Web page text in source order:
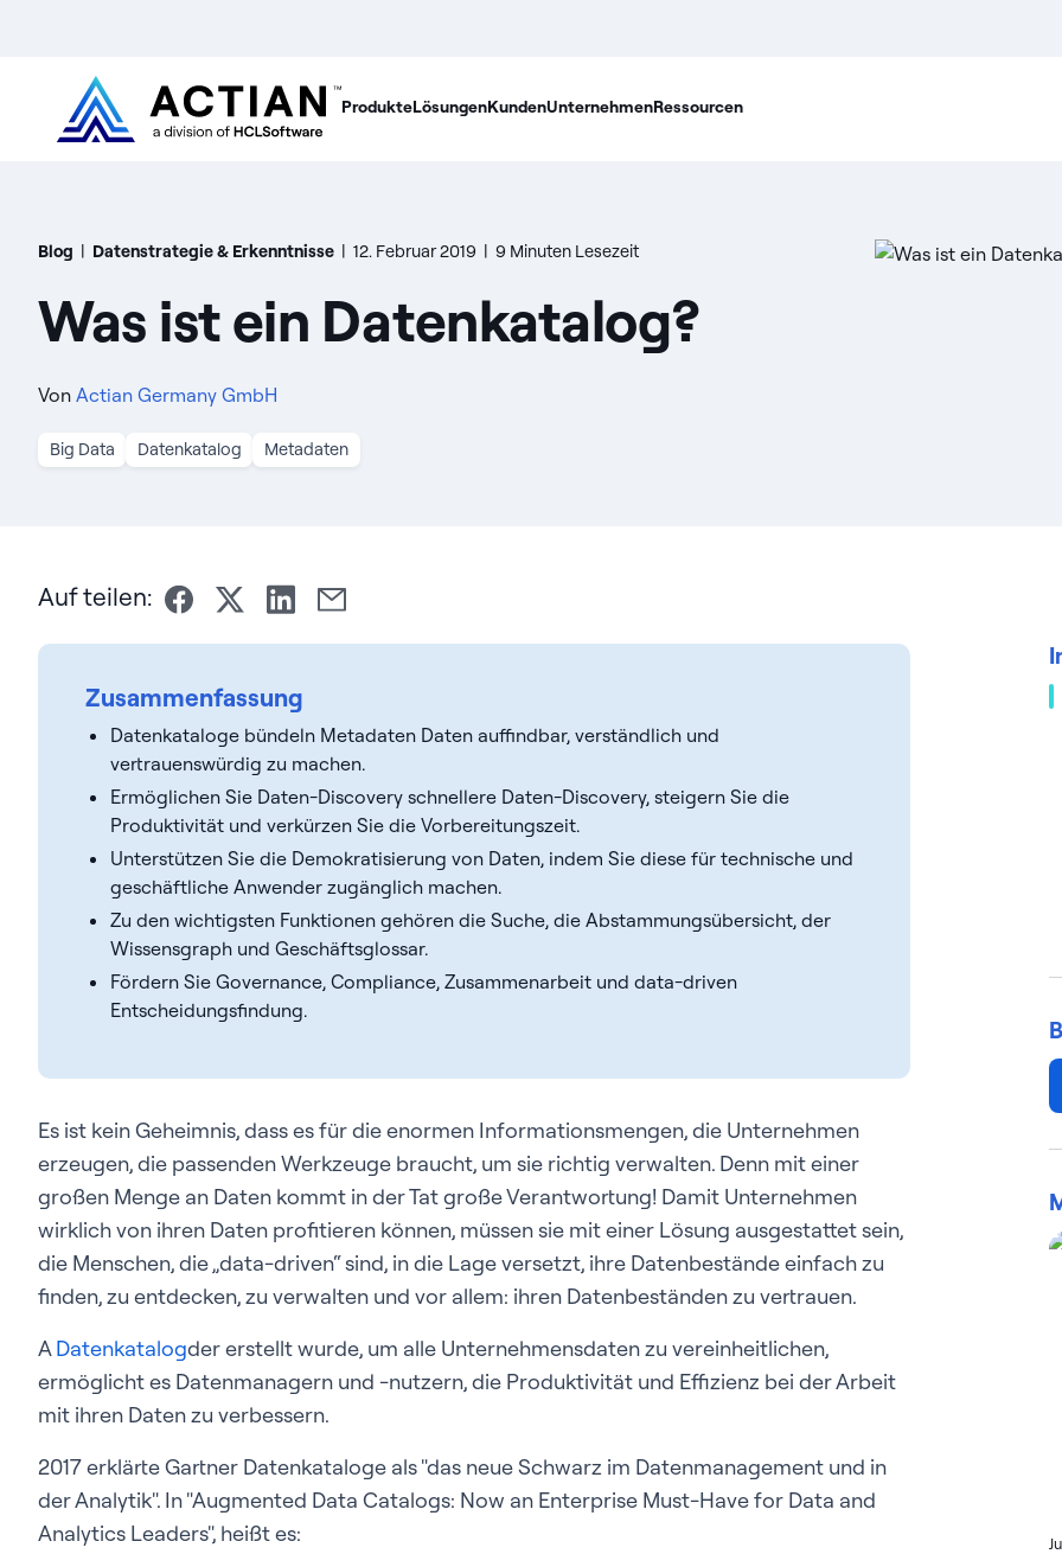
ProdukteLösungenKundenUnternehmenRessourcen
Blog | Datenstrategie & Erkenntnisse | 12. Februar 2019 | 9 Minuten Lesezeit
Was ist ein Datenkatalog?
Von Actian Germany GmbH
Big Data Datenkatalog Metadaten
Auf teilen:
Zusammenfassung
Datenkataloge bündeln Metadaten Daten auffindbar, verständlich und
vertrauenswürdig zu machen.
Ermöglichen Sie Daten-Discovery schnellere Daten-Discovery, steigern Sie die
Produktivität und verkürzen Sie die Vorbereitungszeit.
Unterstützen Sie die Demokratisierung von Daten, indem Sie diese für technische und
geschäftliche Anwender zugänglich machen.
Zu den wichtigsten Funktionen gehören die Suche, die Abstammungsübersicht, der
Wissensgraph und Geschäftsglossar.
Fördern Sie Governance, Compliance, Zusammenarbeit und data-driven
Entscheidungsfindung.
Es ist kein Geheimnis, dass es für die enormen Informationsmengen, die Unternehmen
erzeugen, die passenden Werkzeuge braucht, um sie richtig verwalten. Denn mit einer
großen Menge an Daten kommt in der Tat große Verantwortung! Damit Unternehmen
wirklich von ihren Daten profitieren können, müssen sie mit einer Lösung ausgestattet sein,
die Menschen, die „data-driven“ sind, in die Lage versetzt, ihre Datenbestände einfach zu
finden, zu entdecken, zu verwalten und vor allem: ihren Datenbeständen zu vertrauen.
ADatenkatalogder erstellt wurde, um alle Unternehmensdaten zu vereinheitlichen,
ermöglicht es Datenmanagern und -nutzern, die Produktivität und Effizienz bei der Arbeit
mit ihren Daten zu verbessern.
2017 erklärte Gartner Datenkataloge als "das neue Schwarz im Datenmanagement und in
der Analytik". In "Augmented Data Catalogs: Now an Enterprise Must-Have for Data and
Analytics Leaders", heißt es: